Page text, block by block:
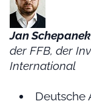
Jan Schepanek
der FFB, der
International
Deutsche